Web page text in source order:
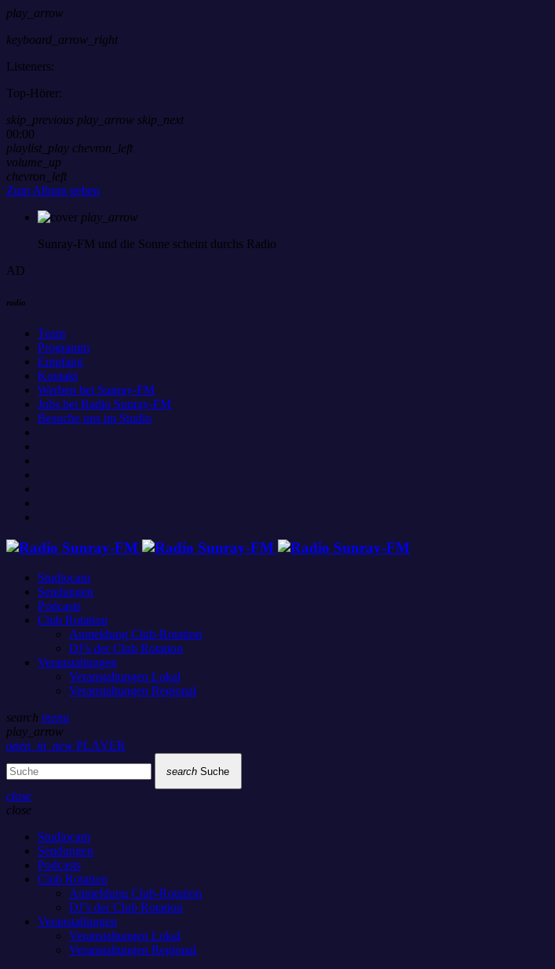
play_arrow
keyboard_arrow_right
Listeners:
Top-Hörer:
skip_previous play_arrow skip_next
00:00
playlist_play chevron_left
volume_up
chevron_left
Zum Album gehen
play_arrow
Sunray-FM und die Sonne scheint durchs Radio
AD
radio
Team
Programm
Empfang
Kontakt
Werben bei Sunray-FM
Jobs bei Radio Sunray-FM
Besuche uns im Studio
Studiocam
Sendungen
Podcasts
Club Rotation
Anmeldung Club-Rotation
DJ’s der Club Rotation
Veranstaltungen
Veranstaltungen Lokal
Veranstaltungen Regional
search menu
play_arrow
open_in_new PLAYER
search Suche
close
close
Studiocam
Sendungen
Podcasts
Club Rotation
Anmeldung Club-Rotation
DJ’s der Club Rotation
Veranstaltungen
Veranstaltungen Lokal
Veranstaltungen Regional